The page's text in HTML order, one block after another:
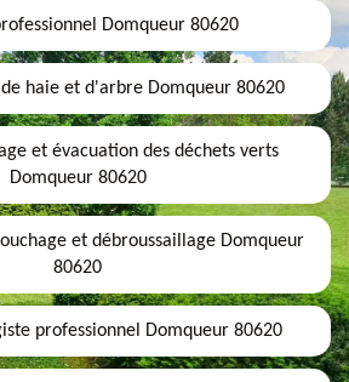
Domqueur 80620
haie et d'arbre Domqueur 80620
et évacuation des déchets verts
Domqueur 80620
et débroussaillage Domqueur
80620
professionnel Domqueur 80620